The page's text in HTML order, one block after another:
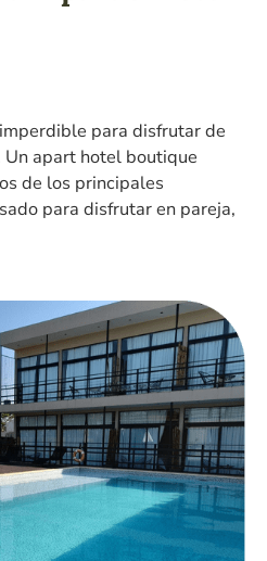
para disfrutar de
apart hotel boutique
de los principales
para disfrutar en pareja,